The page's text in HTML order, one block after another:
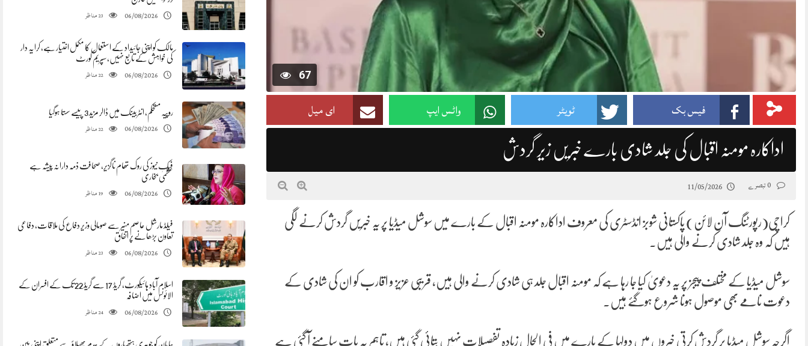
06/08/2026
23مناظر
مالک کو اپنی جائیداد کے استعمال کا مکمل اختیار ہے، کرایہ دار
کی خواہش کے تابع نہیں، سپریم کورٹ
06/08/2026
22مناظر
روپیہ مستحکم، انٹربینک میں ڈالر مزید 3 پیسے سستا ہوگیا
06/08/2026
22مناظر
فیک نیوز کی روک تھام ناگزیر، صحافت ذمہ دارانہ پیشہ ہے
عظمیٰ بخاری
06/08/2026
19مناظر
فیلڈ مارشل عاصم منیر سے صومالی وزیر دفاع کی ملاقات، دفاعی
تعاون بڑھانے پر اتفاق
06/08/2026
23مناظر
اسلام آباد ہائیکورٹ، گریڈ 17 سے گریڈ 22 تک کے افسران کے
الائونس میں اضافہ
06/08/2026
24مناظر
جاپان کو جوہری ہتھیاروں کے عدم پھیلاؤ سے متعلق اپنی بین
67
فیس بک ٹویٹر واٹس ایپ ای میل
اداکارہ مومنہ اقبال کی جلد شادی بارے خبریں زیر گردش
11/05/2026
کراچی(رپورٹنگ آن لائن) پاکستانی شوبز انڈسٹری کی معروف اداکارہ مومنہ اقبال کے بارے میں سوشل میڈیا پر یہ خبریں گردش کرنے لگی
ہیں کہ وہ جلد شادی کرنے والی ہیں۔
سوشل میڈیا کے مختلف پیجز پر یہ دعویٰ کیا جا رہا ہے کہ مومنہ اقبال جلد ہی شادی کرنے والی ہیں، قریبی عزیز و اقارب کو ان کی شادی کے
دعوت نامے بھی موصول ہونا شروع ہوگئے ہیں۔
اگرچہ سوشل میڈیا پر گردش کرتی خبروں میں دولہا کے بارے میں فی الحال زیادہ تفصیلات نہیں بتائی گئی ہیں، تاہم یہ بات سامنے آ گئی ہے